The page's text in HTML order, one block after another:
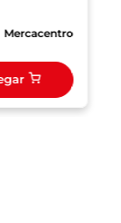
Mercacentro